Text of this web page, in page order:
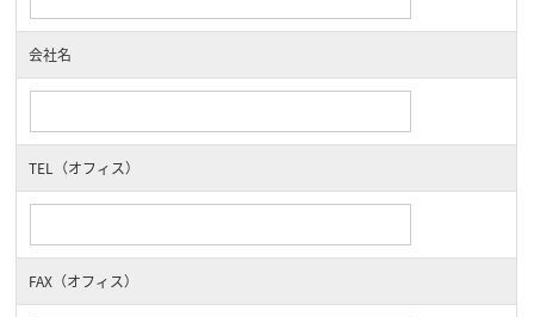
会社名
TEL（オフィス）
FAX（オフィス）